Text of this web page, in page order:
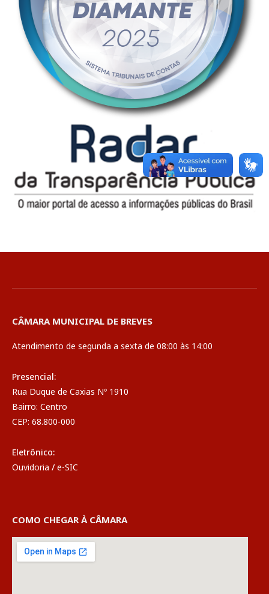
CÂMARA MUNICIPAL DE BREVES
Atendimento de segunda a sexta de 08:00 às 14:00
Presencial:
Rua Duque de Caxias Nº 1910
Bairro: Centro
CEP: 68.800-000
Eletrônico:
Ouvidoria / e-SIC
COMO CHEGAR À CÂMARA